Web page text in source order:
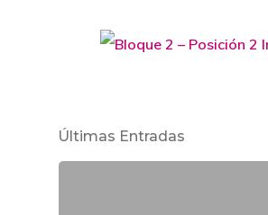
Últimas Entradas